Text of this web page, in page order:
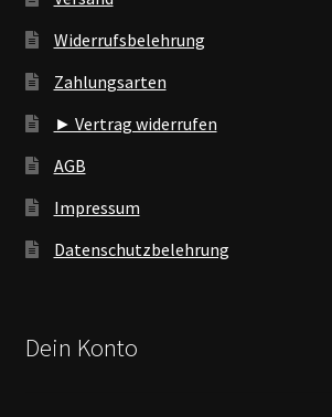
Widerrufsbelehrung
Zahlungsarten
► Vertrag widerrufen
AGB
Impressum
Datenschutzbelehrung
Dein Konto